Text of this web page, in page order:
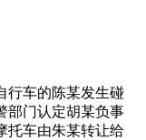
行车的陈某发生碰
部门认定胡某负事
托车由朱某转让给